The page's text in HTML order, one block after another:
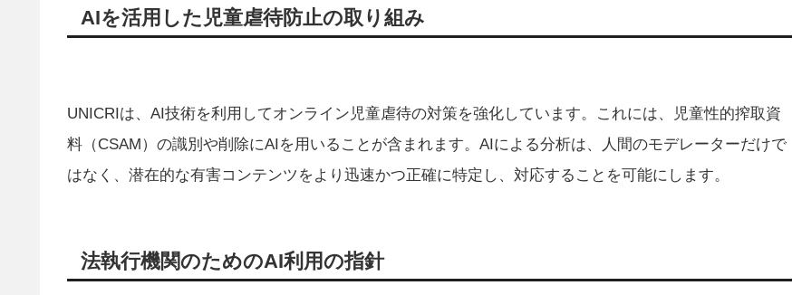
AIを活用した児童虐待防止の取り組み
UNICRIは、AI技術を利用してオンライン児童虐待の対策を強化しています。これには、児童性的搾取資
料（CSAM）の識別や削除にAIを用いることが含まれます。AIによる分析は、人間のモデレーターだけで
はなく、潜在的な有害コンテンツをより迅速かつ正確に特定し、対応することを可能にします。
法執行機関のためのAI利用の指針